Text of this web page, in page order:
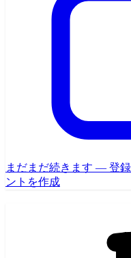
まだまだ続きます — 登
ントを作成